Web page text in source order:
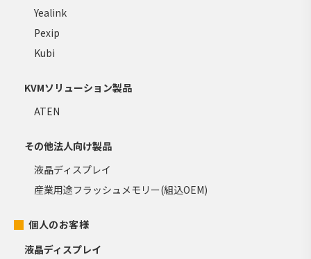
Yealink
Pexip
Kubi
KVMソリューション製品
ATEN
その他法人向け製品
液晶ディスプレイ
産業用途フラッシュメモリー(組込OEM)
個人のお客様
液晶ディスプレイ